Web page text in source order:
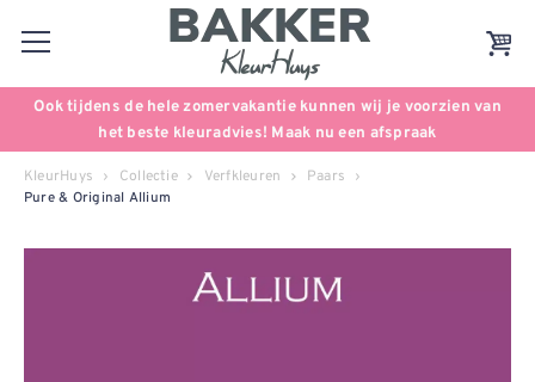
Ook tijdens de hele zomervakantie kunnen wij je voorzien van
het beste kleuradvies! Maak nu een afspraak
KleurHuys Collectie Verfkleuren Paars
Pure & Original Allium